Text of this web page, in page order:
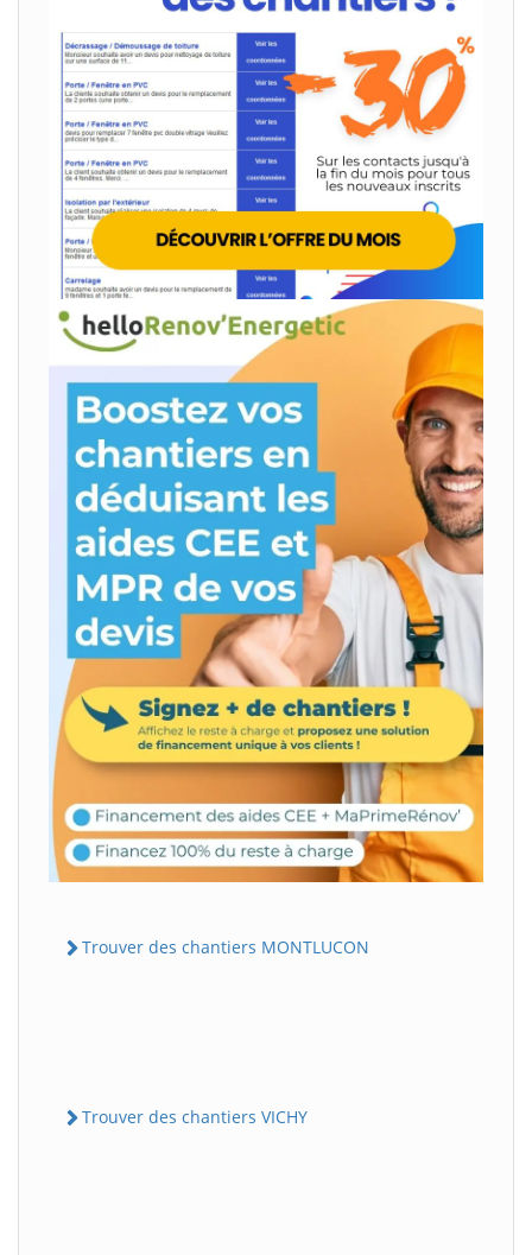
Trouver des chantiers MONTLUCON
Trouver des chantiers VICHY